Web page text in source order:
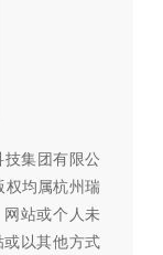
集团有限公
权均属杭州瑞
站或个人未
以其他方式